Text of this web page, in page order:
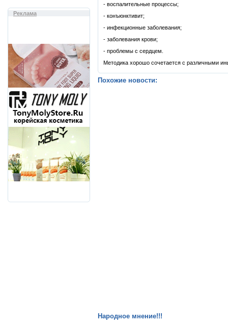
Реклама
- воспалительные процессы;
- конъюнктивит;
- инфекционные заболевания;
- заболевания крови;
- проблемы с сердцем.
Методика хорошо сочетается с различными
Похожие новости:
Народное мнение!!!